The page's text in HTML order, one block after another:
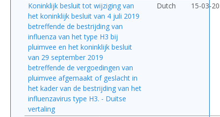
Koninklijk besluit tot wijziging van
het koninklijk besluit van 4 juli 2019
betreffende de bestrijding van
influenza van het type H3 bij
pluimvee en het koninklijk besluit
van 29 september 2019
betreffende de vergoedingen van
pluimvee afgemaakt of geslacht in
het kader van de bestrijding van het
influenzavirus type H3. - Duitse
vertaling
Dutch 15-03-